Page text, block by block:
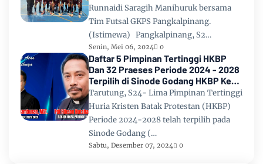
Runnaidi Saragih Manihuruk bersama
Tim Futsal GKPS Pangkalpinang.
(Istimewa) Pangkalpinang, S2…
Senin, Mei 06, 2024 0
Daftar 5 Pimpinan Tertinggi HKBP
Dan 32 Praeses Periode 2024 - 2028
Terpilih di Sinode Godang HKBP Ke
67 Tahun 2024
Tarutung, S24- Lima Pimpinan Tertinggi
Huria Kristen Batak Protestan (HKBP)
Periode 2024-2028 telah terpilih pada
Sinode Godang (…
Sabtu, Desember 07, 2024 0